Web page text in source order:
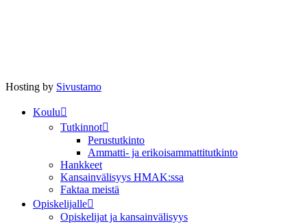
Hosting by Sivustamo
Koulu
Tutkinnot
Perustutkinto
Ammatti- ja erikoisammattitutkinto
Hankkeet
Kansainvälisyys HMAK:ssa
Faktaa meistä
Opiskelijalle
Opiskelijat ja kansainvälisyys